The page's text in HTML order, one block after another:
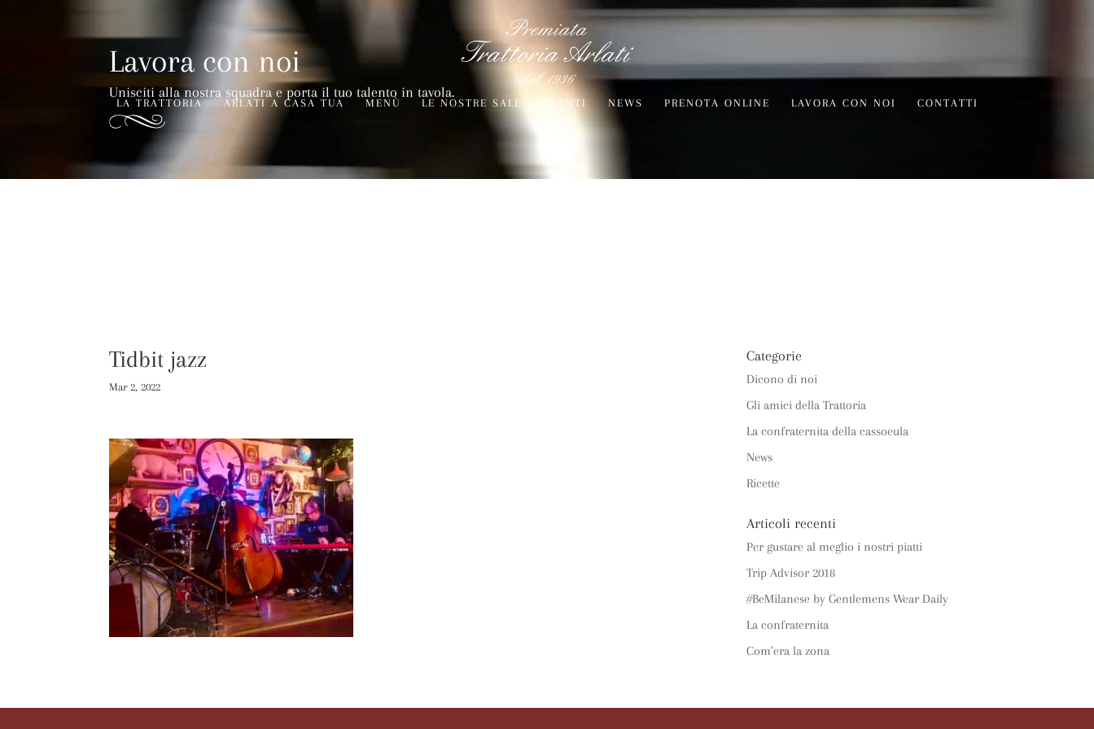
LA TRATTORIA ARLATI A CASA TUA MENÙ LE NOSTRE SALE EVENTI NEWS PRENOTA ONLINE LAVORA CON NOI CONTATTI
Lavora con noi
Unisciti alla nostra squadra e porta il tuo talento in tavola.
Tidbit jazz
Mar 2, 2022
Categorie
Dicono di noi
Gli amici della Trattoria
La confraternita della cassoeula
News
Ricette
Articoli recenti
Per gustare al meglio i nostri piatti
Trip Advisor 2018
#BeMilanese by Gentlemens Wear Daily
La confraternita
Com’era la zona